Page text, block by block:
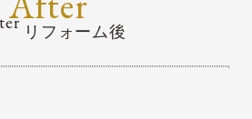
リフォーム後